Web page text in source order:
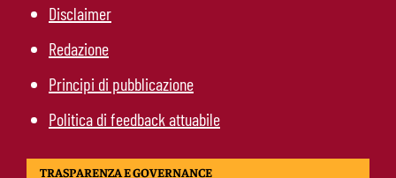
Disclaimer
Redazione
Principi di pubblicazione
Politica di feedback attuabile
TRASPARENZA E GOVERNANCE